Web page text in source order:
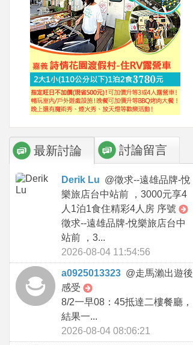
最新討論 討論留言
Derik Lu @徵求--遠雄品牌-悅
樂旅店台中站前 ，3000元享4
人1泊1食住精彩4人房 序號
徵求--遠雄品牌-悅樂旅店台中
站前 ，3...
2026-08-04 11:54:56
a0925013323 @走馬瀨出遊後
感受
8/2一早08：45抵達二樓餐廳，
結果一...
2026-08-04 08:06:21